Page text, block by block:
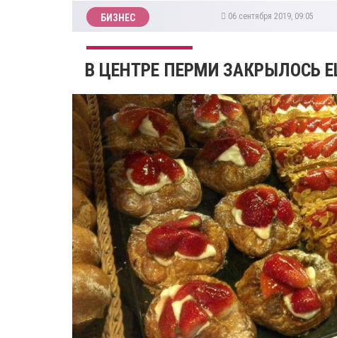
БИЗНЕС 06 сентября 2019, 09:05
В ЦЕНТРЕ ПЕРМИ ЗАКРЫЛОСЬ